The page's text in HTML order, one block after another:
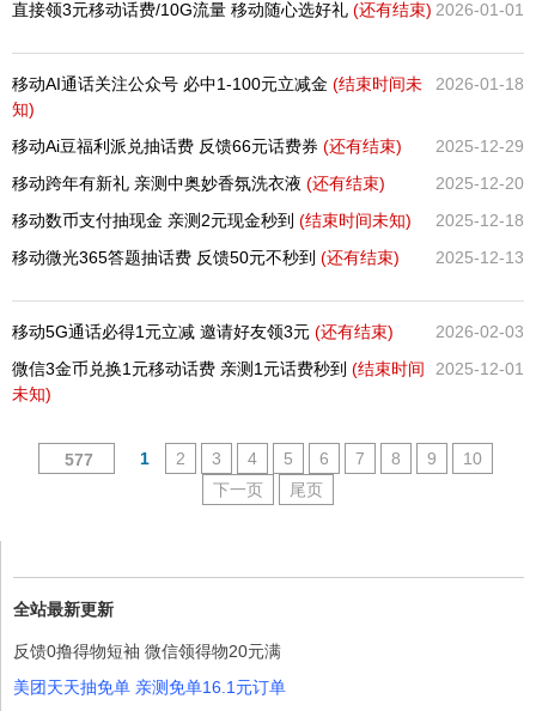
2026-01-01
直接领3元移动话费/10G流量 移动随心选好礼 (还有结束)
2026-01-18
移动AI通话关注公众号 必中1-100元立减金 (结束时间未
知)
2025-12-29
移动Ai豆福利派兑抽话费 反馈66元话费券 (还有结束)
2025-12-20
移动跨年有新礼 亲测中奥妙香氛洗衣液 (还有结束)
2025-12-18
移动数币支付抽现金 亲测2元现金秒到 (结束时间未知)
2025-12-13
移动微光365答题抽话费 反馈50元不秒到 (还有结束)
2026-02-03
移动5G通话必得1元立减 邀请好友领3元 (还有结束)
2025-12-01
微信3金币兑换1元移动话费 亲测1元话费秒到 (结束时间
未知)
577 1 2 3 4 5 6 7 8 9
10
下一页
尾页
全站最新更新
反馈0撸得物短袖 微信领得物20元满
美团天天抽免单 亲测免单16.1元订单